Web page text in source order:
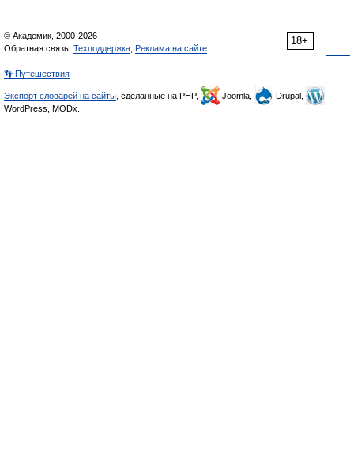
18+
© Академик, 2000-2026
Обратная связь: Техподдержка Реклама на сайте
👣 Путешествия
Экспорт словарей на сайты , сделанные на PHP, Joomla,
Drupal,
WordPress, MODx.